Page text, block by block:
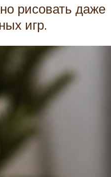
рисовать даже
игр.